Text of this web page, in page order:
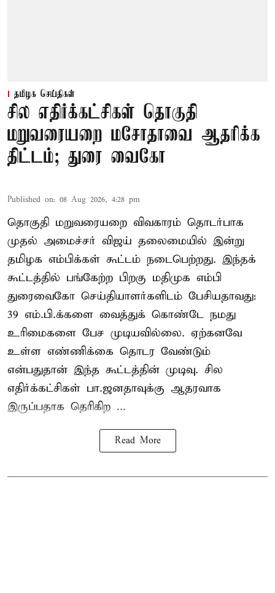
தமிழக செய்திகள்
சில எதிர்க்கட்சிகள் தொகுதி
மறுவரையறை மசோதாவை ஆதரிக்க
திட்டம்; துரை வைகோ
Published on: 08 Aug 2026, 4:28 pm
தொகுதி மறுவரையறை விவகாரம் தொடர்பாக
முதல் அமைச்சர் விஜய் தலைமையில் இன்று
தமிழக எம்பிக்கள் கூட்டம் நடைபெற்றது. இந்தக்
கூட்டத்தில் பங்கேற்ற பிறகு மதிமுக எம்பி
துரைவைகோ செய்தியாளர்களிடம் பேசியதாவது:
39 எம்.பி.க்களை வைத்துக் கொண்டே நமது
உரிமைகளை பேச முடியவில்லை. ஏற்கனவே
உள்ள எண்ணிக்கை தொடர வேண்டும்
என்பதுதான் இந்த கூட்டத்தின் முடிவு. சில
எதிர்க்கட்சிகள் பா.ஜனதாவுக்கு ஆதரவாக
இருப்பதாக தெரிகிற ...
Read More